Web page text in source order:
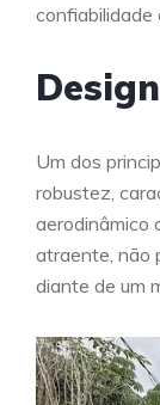
confiabilidade
Um dos
robustez,
aerodinâmico
atraente, não
diante de um